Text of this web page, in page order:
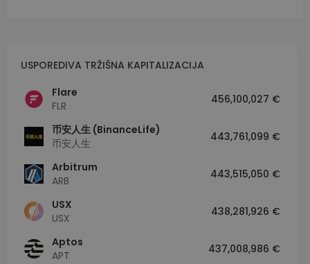
USPOREDIVA TRŽIŠNA KAPITALIZACIJA
Flare
FLR
456,100,027 €
币安人生 (BinanceLife)
币安人生
443,761,099 €
Arbitrum
ARB
443,515,050 €
USX
USX
438,281,926 €
Aptos
APT
437,008,986 €